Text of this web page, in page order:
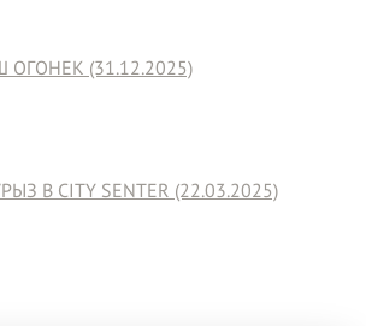
ОГОНЕК (31.12.2025)
В CITY SENTER (22.03.2025)